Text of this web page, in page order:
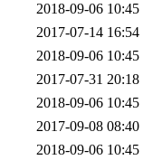
2018-09-06 10:45
2017-07-14 16:54
2018-09-06 10:45
2017-07-31 20:18
2018-09-06 10:45
2017-09-08 08:40
2018-09-06 10:45